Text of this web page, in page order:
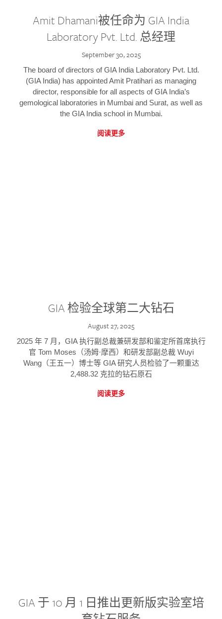
Amit Dhamani被任命为 GIA India
Laboratory Pvt. Ltd. 总经理
September 30, 2025
The board of directors of GIA India Laboratory Pvt. Ltd.
(GIA India) has appointed Amit Pratihari as managing
director, responsible for all aspects of GIA India’s
gemological laboratories in Mumbai and Surat, as well as
the GIA India school in Mumbai.
阅读更多
GIA 检验全球第二大钻石
August 27, 2025
2025 年 7 月，GIA 执行副总裁兼研发部和鉴定所首席执行
官 Tom Moses（汤姆·摩西）和研发部副总裁 Wuyi
Wang（王五一）博士等 GIA 研究人员检验了一颗重达
2,488.32 克拉的钻石原石
阅读更多
GIA 于 10 月 1 日推出更新版实验室培